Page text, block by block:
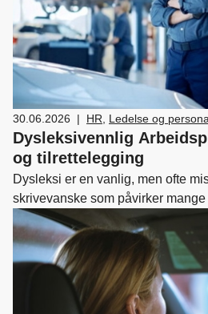
30.06.2026 | HR Ledelse og
Dysleksivennlig
og tilrettelegging
Dysleksi er en vanlig, men ofte
skrivevanske som påvirker
arbeidslivet. IA-bransjeprogrammet
leverandørindustrien i olje- og
søkelys på hvordan arbeidslivet
for dyslektikere.